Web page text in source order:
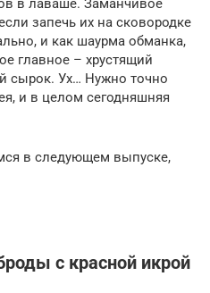
в лаваше. Заманчивое
запечь их на сковородке
и как шаурма обманка,
главное – хрустящий
сырок. Ух… Нужно точно
и в целом сегодняшняя
в следующем выпуске,
с красной икрой